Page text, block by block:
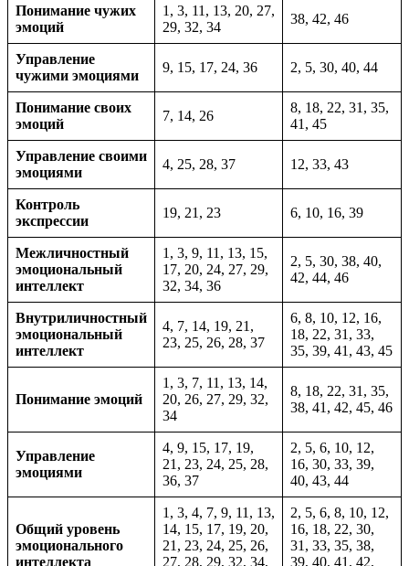
Понимание чужих
эмоций
1, 3, 11, 13, 20, 27,
29, 32, 34
38, 42, 46
Управление
чужими эмоциями
9, 15, 17, 24, 36 2, 5, 30, 40, 44
Понимание своих
эмоций
7, 14, 26
8, 18, 22, 31, 35,
41, 45
Управление своими
эмоциями
4, 25, 28, 37 12, 33, 43
Контроль
экспрессии
19, 21, 23 6, 10, 16, 39
Межличностный
эмоциональный
интеллект
1, 3, 9, 11, 13, 15,
17, 20, 24, 27, 29,
32, 34, 36
2, 5, 30, 38, 40,
42, 44, 46
Внутриличностный
эмоциональный
интеллект
4, 7, 14, 19, 21,
23, 25, 26, 28, 37
6, 8, 10, 12, 16,
18, 22, 31, 33,
35, 39, 41, 43, 45
Понимание эмоций
1, 3, 7, 11, 13, 14,
20, 26, 27, 29, 32,
34
8, 18, 22, 31, 35,
38, 41, 42, 45, 46
Управление
эмоциями
4, 9, 15, 17, 19,
21, 23, 24, 25, 28,
36, 37
2, 5, 6, 10, 12,
16, 30, 33, 39,
40, 43, 44
Общий уровень
эмоционального
интеллекта
1, 3, 4, 7, 9, 11, 13,
14, 15, 17, 19, 20,
21, 23, 24, 25, 26,
27, 28, 29, 32, 34,
2, 5, 6, 8, 10, 12,
16, 18, 22, 30,
31, 33, 35, 38,
39, 40, 41, 42,